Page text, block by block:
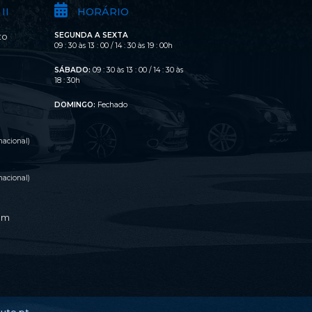
II HORÁRIO
SEGUNDA A SEXTA
09 : 30 às 13 : 00 / 14 : 30 às 19 : 00h
SÁBADO: 09 : 30 às 13 : 00 / 14 : 30 às
18 : 30h
DOMINGO: Fechado